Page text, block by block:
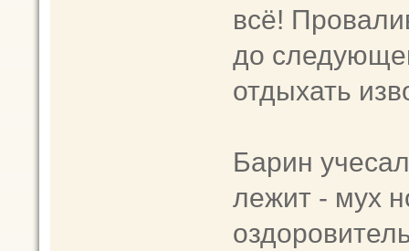
всё!
до
отдыхать
Барин
лежит - мух